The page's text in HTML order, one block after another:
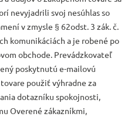
nevyjadrili svoj nesúhlas so
v zmysle § 62odst. 3 zák. č.
komunikáciách a je robené po
obchode. Prevádzkovateľ
poskytnutú e-mailovú
použiť výhradne za
dotazníku spokojnosti,
Overené zákazníkmi,